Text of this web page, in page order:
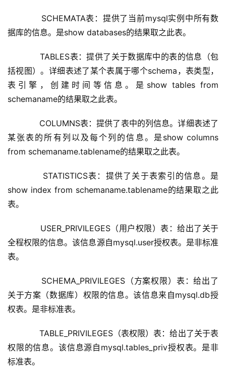
SCHEMATA表：提供了当前mysql实例中所有数
据库的信息。是show databases的结果取之此表。
TABLES表：提供了关于数据库中的表的信息（包
括视图）。详细表述了某个表属于哪个schema，表类型，
表引擎，创建时间等信息。是show tables from
schemaname的结果取之此表。
COLUMNS表：提供了表中的列信息。详细表述了
某张表的所有列以及每个列的信息。是show columns
from schemaname.tablename的结果取之此表。
STATISTICS表：提供了关于表索引的信息。是
show index from schemaname.tablename的结果取之此
表。
USER_PRIVILEGES（用户权限）表：给出了关于
全程权限的信息。该信息源自mysql.user授权表。是非标准
表。
SCHEMA_PRIVILEGES（方案权限）表：给出了
关于方案（数据库）权限的信息。该信息来自mysql.db授
权表。是非标准表。
TABLE_PRIVILEGES（表权限）表：给出了关于表
权限的信息。该信息源自mysql.tables_priv授权表。是非
标准表。